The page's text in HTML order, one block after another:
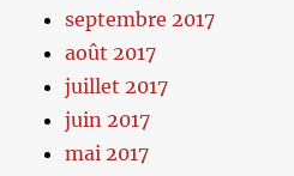
septembre 2017
août 2017
juillet 2017
juin 2017
mai 2017